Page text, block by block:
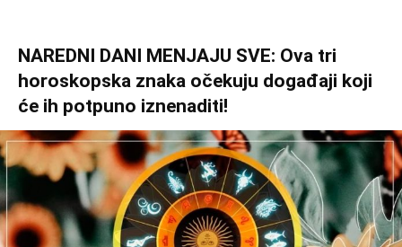
NAREDNI DANI MENJAJU SVE: Ova tri
horoskopska znaka očekuju događaji koji
će ih potpuno iznenaditi!